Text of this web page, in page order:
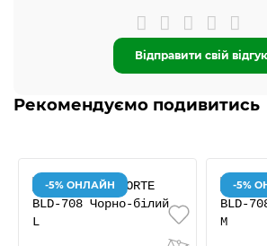
Відправити свій відгук
Рекомендуємо подивитись
-5% ОНЛАЙН -5%